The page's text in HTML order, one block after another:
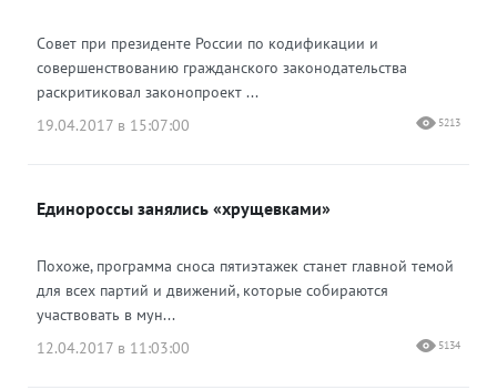
Совет при президенте России по кодификации и
совершенствованию гражданского законодательства
раскритиковал законопроект ...
19.04.2017 в 15:07:00
5213
Единороссы занялись «хрущевками»
Похоже, программа сноса пятиэтажек станет главной темой
для всех партий и движений, которые собираются
участвовать в мун...
12.04.2017 в 11:03:00
5134